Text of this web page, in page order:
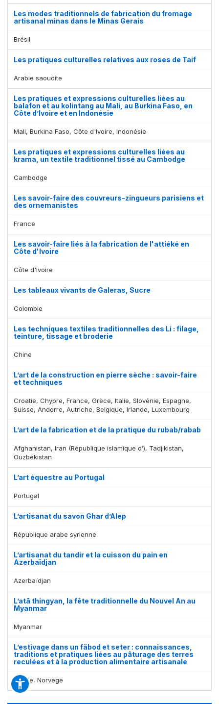
Les modes traditionnels de fabrication du fromage
artisanal minas dans le Minas Gerais
Brésil
Les pratiques culturelles relatives aux roses de Taif
Arabie saoudite
Les pratiques et expressions culturelles liées au
balafon et au kolintang au Mali, au Burkina Faso, en
Côte d’Ivoire et en Indonésie
Mali, Burkina Faso, Côte d'Ivoire, Indonésie
Les pratiques et expressions culturelles liées au
krama, un textile traditionnel tissé au Cambodge
Cambodge
Les savoir-faire des couvreurs-zingueurs parisiens et
des ornemanistes
France
Les savoir-faire liés à la fabrication de l'attiéké en
Côte d'Ivoire
Côte d'Ivoire
Les tableaux vivants de Galeras, Sucre
Colombie
Les techniques textiles traditionnelles des Li : filage,
teinture, tissage et broderie
Chine
L’art de la construction en pierre sèche : savoir-faire
et techniques
Croatie, Chypre, France, Grèce, Italie, Slovénie, Espagne,
Suisse, Andorre, Autriche, Belgique, Irlande, Luxembourg
L’art de la fabrication et de la pratique du rubab/rabab
Afghanistan, Iran (République islamique d’), Tadjikistan,
Ouzbékistan
L’art équestre au Portugal
Portugal
L’artisanat du savon Ghar d’Alep
République arabe syrienne
L’artisanat du tandir et la cuisson du pain en
Azerbaïdjan
Azerbaïdjan
L’atā thingyan, la fête traditionnelle du Nouvel An au
Myanmar
Myanmar
L’estivage dans un fäbod et seter : connaissances,
traditions et pratiques liées au pâturage des terres
reculées et à la production alimentaire artisanale
Suède, Norvège